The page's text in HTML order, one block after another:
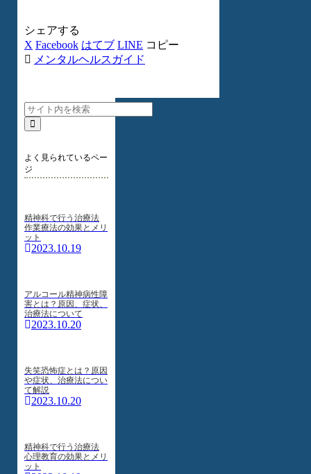
シェアする
X Facebook はてブ LINE コピー
メンタルヘルスガイド
よく見られているペー
ジ
精神科で行う治療法
作業療法の効果とメリ
ット
2023.10.19
アルコール精神病性障
害とは？原因、症状、
治療法について
2023.10.20
失笑恐怖症とは？原因
や症状、治療法につい
て解説
2023.10.20
精神科で行う治療法
心理教育の効果とメリ
ット